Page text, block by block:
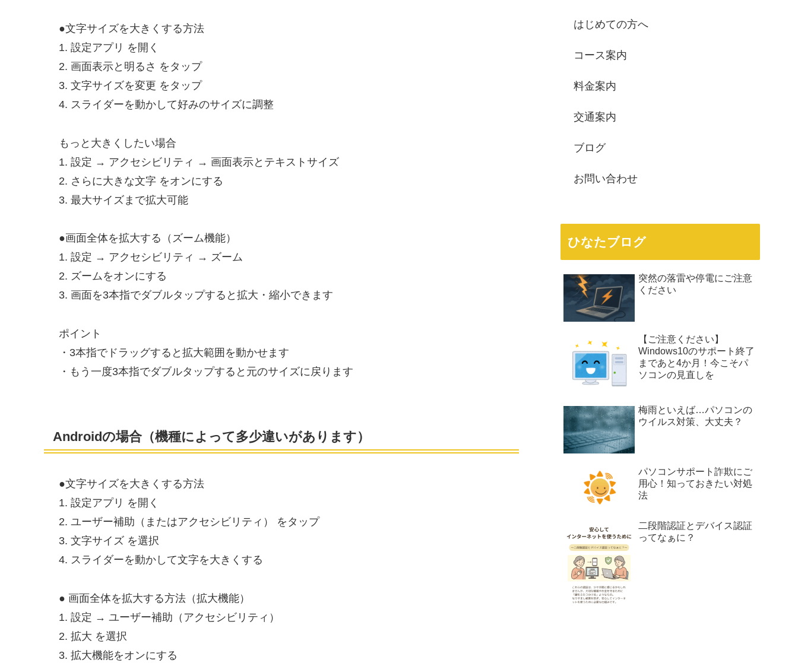
●文字サイズを大きくする方法
1. 設定アプリ を開く
2. 画面表示と明るさ をタップ
3. 文字サイズを変更 をタップ
4. スライダーを動かして好みのサイズに調整
もっと大きくしたい場合
1. 設定 → アクセシビリティ → 画面表示とテキストサイズ
2. さらに大きな文字 をオンにする
3. 最大サイズまで拡大可能
●画面全体を拡大する（ズーム機能）
1. 設定 → アクセシビリティ → ズーム
2. ズームをオンにする
3. 画面を3本指でダブルタップすると拡大・縮小できます
ポイント
・3本指でドラッグすると拡大範囲を動かせます
・もう一度3本指でダブルタップすると元のサイズに戻ります
Androidの場合（機種によって多少違いがあります）
●文字サイズを大きくする方法
1. 設定アプリ を開く
2. ユーザー補助（またはアクセシビリティ） をタップ
3. 文字サイズ を選択
4. スライダーを動かして文字を大きくする
● 画面全体を拡大する方法（拡大機能）
1. 設定 → ユーザー補助（アクセシビリティ）
2. 拡大 を選択
3. 拡大機能をオンにする
はじめての方へ
コース案内
料金案内
交通案内
ブログ
お問い合わせ
ひなたブログ
突然の落雷や停電にご注意
ください
【ご注意ください】
Windows10のサポート終了
まであと4か月！今こそパ
ソコンの見直しを
梅雨といえば…パソコンの
ウイルス対策、大丈夫？
パソコンサポート詐欺にご
用心！知っておきたい対処
法
二段階認証とデバイス認証
ってなぁに？